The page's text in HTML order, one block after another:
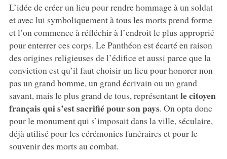
L’idée de créer un lieu pour rendre hommage à un soldat
et avec lui symboliquement à tous les morts prend forme
et l’on commence à réfléchir à l’endroit le plus approprié
pour enterrer ces corps. Le Panthéon est écarté en raison
des origines religieuses de l’édifice et aussi parce que la
conviction est qu’il faut choisir un lieu pour honorer non
pas un grand homme, un grand écrivain ou un grand
savant, mais le plus grand de tous, représentantle citoyen
français qui s’est sacrifié pour son pays. On opta donc
pour le monument qui s’imposait dans la ville, séculaire,
déjà utilisé pour les cérémonies funéraires et pour le
souvenir des morts au combat.